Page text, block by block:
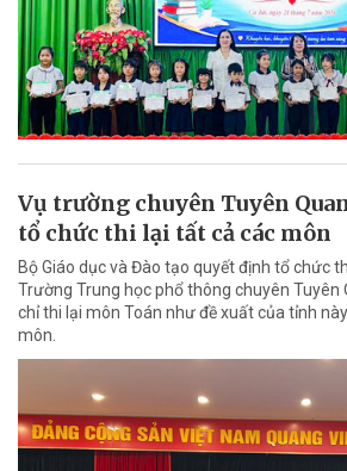
Vụ trường chuyên Tuyên
tổ chức thi lại tất cả các môn
Bộ Giáo dục và Đào tạo quyết định tổ chức
Trường Trung học phổ thông chuyên Tuyên
chỉ thi lại môn Toán như đề xuất của tỉnh
môn.